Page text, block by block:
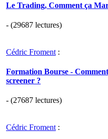
Le Trading, Comment ça
- (29687 lectures)
Cédric Froment :
Formation Bourse -
screener ?
- (27687 lectures)
Cédric Froment :